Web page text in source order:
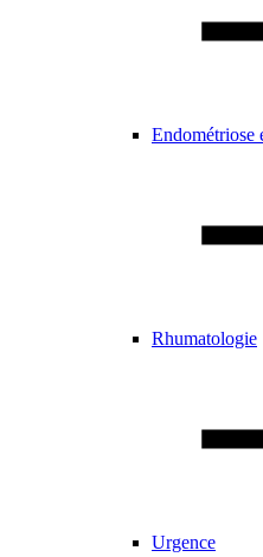
Endométriose
Rhumatologie
Urgence